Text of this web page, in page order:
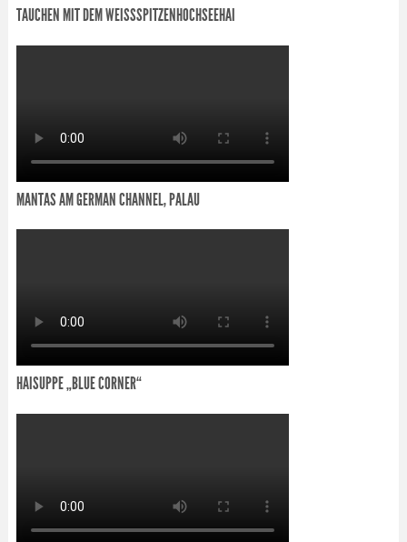
TAUCHEN MIT DEM WEISSSPITZENHOCHSEEHAI
MANTAS AM GERMAN CHANNEL, PALAU
HAISUPPE „BLUE CORNER“